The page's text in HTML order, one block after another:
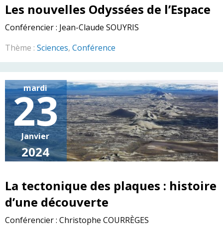
Les nouvelles Odyssées de l’Espace
Conférencier : Jean-Claude SOUYRIS
Thème : Sciences, Conférence
mardi
23
Janvier
2024
La tectonique des plaques : histoire
d’une découverte
Conférencier : Christophe COURRÈGES